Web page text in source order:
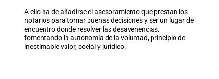
A ello ha de añadirse el asesoramiento que prestan los
notarios para tomar buenas decisiones y ser un lugar de
encuentro donde resolver las desavenencias,
fomentando la autonomía de la voluntad, principio de
inestimable valor, social y jurídico.